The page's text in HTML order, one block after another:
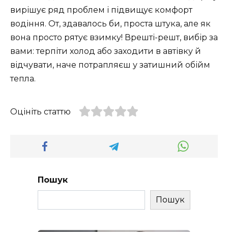
вирішує ряд проблем і підвищує комфорт
водіння. От, здавалось би, проста штука, але як
вона просто рятує взимку! Врешті-решт, вибір за
вами: терпіти холод або заходити в автівку й
відчувати, наче потрапляєш у затишний обійм
тепла.
Оцініть статтю
Пошук
Пошук